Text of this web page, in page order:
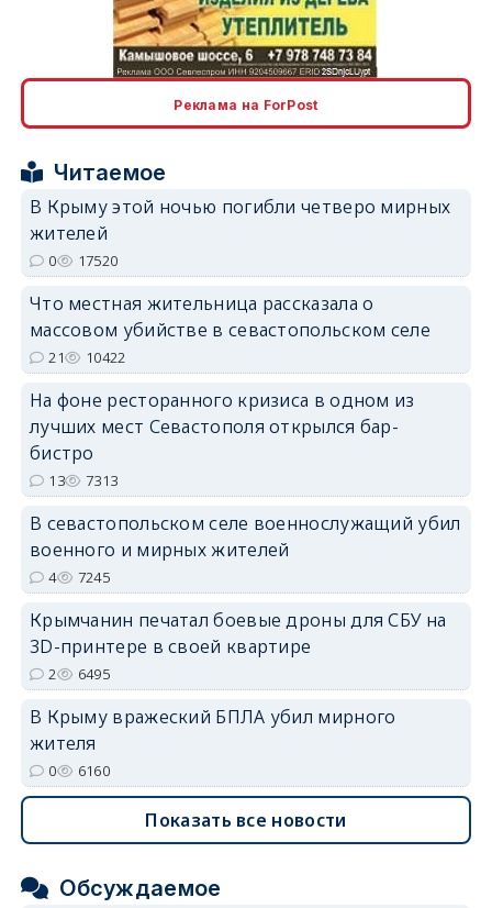
Реклама на ForPost
Читаемое
В Крыму этой ночью погибли четверо мирных
жителей
0 17520
Что местная жительница рассказала о
массовом убийстве в севастопольском селе
21 10422
На фоне ресторанного кризиса в одном из
лучших мест Севастополя открылся бар-
бистро
13 7313
В севастопольском селе военнослужащий убил
военного и мирных жителей
4 7245
Крымчанин печатал боевые дроны для СБУ на
3D-принтере в своей квартире
2 6495
В Крыму вражеский БПЛА убил мирного
жителя
0 6160
Показать все новости
Обсуждаемое